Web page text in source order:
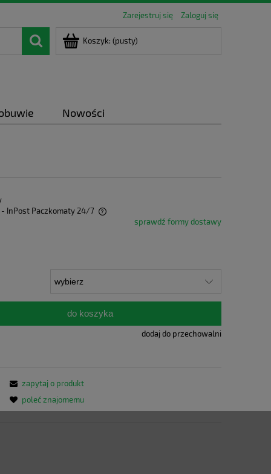
Zarejestruj się Zaloguj się
Koszyk: (pusty)
Nowości
- InPost Paczkomaty 24/7
sprawdź formy dostawy
do koszyka
dodaj do przechowalni
zapytaj o produkt
poleć znajomemu